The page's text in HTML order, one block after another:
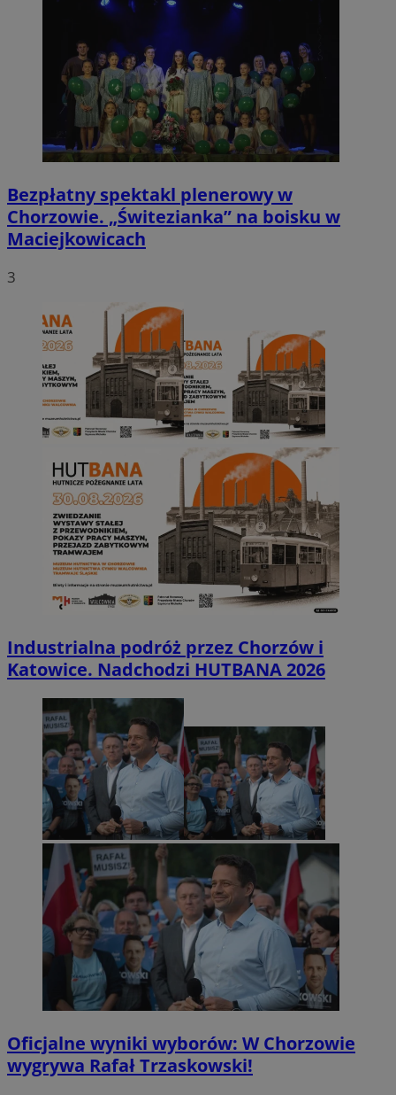
Bezpłatny spektakl plenerowy w
Chorzowie. „Świtezianka” na boisku w
Maciejkowicach
3
Industrialna podróż przez Chorzów i
Katowice. Nadchodzi HUTBANA 2026
Oficjalne wyniki wyborów: W Chorzowie
wygrywa Rafał Trzaskowski!